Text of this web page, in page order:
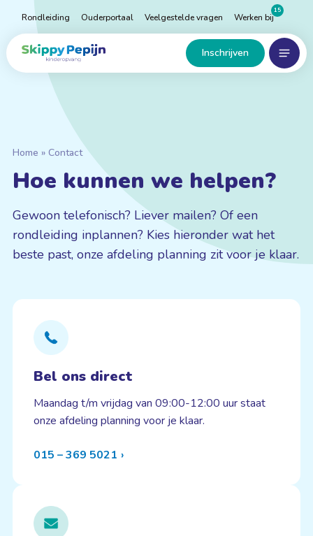
Rondleiding Ouderportaal Veelgestelde vragen Werken bij
15
Home Inschrijven
Menu
Home » Contact
Hoe kunnen we helpen?
Gewoon telefonisch? Liever mailen? Of een
rondleiding inplannen? Kies hieronder wat het
beste past, onze afdeling planning zit voor je klaar.
Bel ons direct
Maandag t/m vrijdag van 09:00-12:00 uur staat
onze afdeling planning voor je klaar.
015 – 369 5021